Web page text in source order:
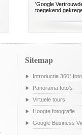
'Google
toegekend
Sitemap
Introductie 360°
Panorama foto's
Virtuele tours
Hoogte fotografie
Google Business